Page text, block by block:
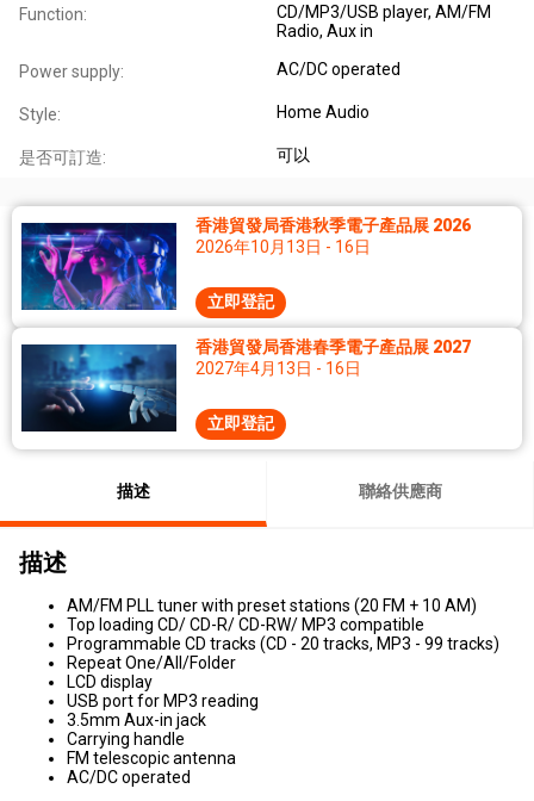
Function:
CD/MP3/USB player, AM/FM
Radio, Aux in
Power supply: AC/DC operated
Style: Home Audio
是否可訂造: 可以
香港貿發局香港秋季電子產品展 2026
2026年10月13日 - 16日
立即登記
香港貿發局香港春季電子產品展 2027
2027年4月13日 - 16日
立即登記
描述 聯絡供應商
描述
AM/FM PLL tuner with preset stations (20 FM + 10 AM)
Top loading CD/ CD-R/ CD-RW/ MP3 compatible
Programmable CD tracks (CD - 20 tracks, MP3 - 99 tracks)
Repeat One/All/Folder
LCD display
USB port for MP3 reading
3.5mm Aux-in jack
Carrying handle
FM telescopic antenna
AC/DC operated